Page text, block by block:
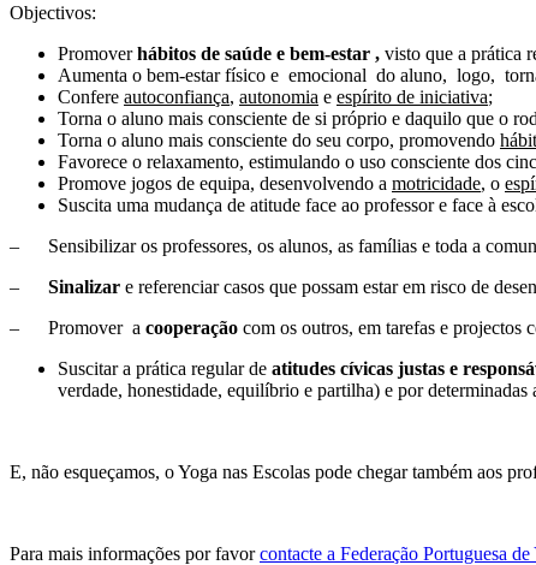
Objectivos:
Promoverhábitos de saúde e bem-estar , visto que a prática
Aumenta o bem-estar físico e emocional do aluno, logo,
Confere autoconfiança, autonomia e espírito de iniciativa;
Torna o aluno mais consciente de si próprio e daquilo que o
Torna o aluno mais consciente do seu corpo, promovendo
Favorece o relaxamento, estimulando o uso consciente dos
Promove jogos de equipa, desenvolvendo a motricidade, o
Suscita uma mudança de atitude face ao professor e face à
– Sensibilizar os professores, os alunos, as famílias e toda a
– Sinalizar e referenciar casos que possam estar em risco de
– Promover a cooperação com os outros, em tarefas e projectos
Suscitar a prática regular de atitudes cívicas justas e
verdade, honestidade, equilíbrio e partilha) e por
E, não esqueçamos, o Yoga nas Escolas pode chegar também aos
Para mais informações por favorcontacte a Federação Portuguesa de